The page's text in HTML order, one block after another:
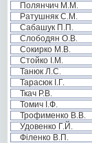
Полянчич М.М.
Ратушняк С.М.
Сабашук П.П.
Слободян О.В.
Сокирко М.В.
Стойко І.М.
Танюк Л.С.
Тарасюк І.Г.
Ткач Р.В.
Томич І.Ф.
Трофименко В.В.
Удовенко Г.Й.
Філенко В.П.